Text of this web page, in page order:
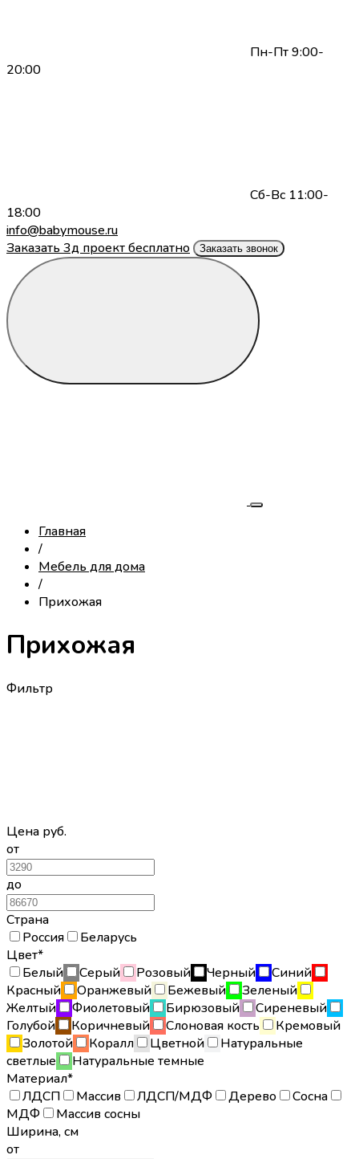
Пн-Пт 9:00-
20:00
Сб-Вс 11:00-
18:00
info@babymouse.ru
Заказать 3д проект бесплатно
Заказать звонок
Главная
/
Мебель для дома
/
Прихожая
Прихожая
Фильтр
Цена руб.
от
до
Страна
Россия
Беларусь
Цвет*
Белый
Серый Розовый Черный
Синий
Красный
Оранжевый Бежевый
Зеленый
Желтый
Фиолетовый Бирюзовый
Сиреневый
Голубой
Коричневый Слоновая кость
Кремовый
Золотой
Коралл Цветной
Натуральные
светлые
Натуральные темные
Материал*
ЛДСП
Массив ЛДСП/МДФ Дерево
Сосна
МДФ
Массив сосны
Ширина,см
от